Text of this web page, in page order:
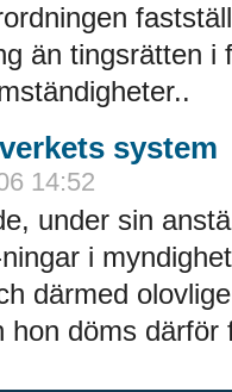
än tingsrätten i
system
14:52
under sin
i
därmed
hon döms därför